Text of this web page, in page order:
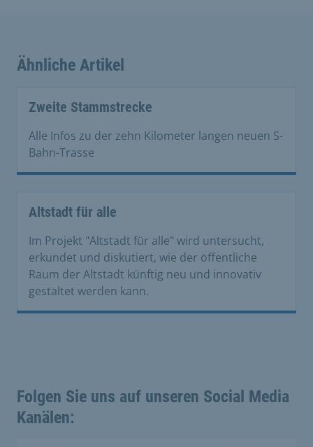
Ähnliche Artikel
Zweite Stammstrecke
Alle Infos zu der zehn Kilometer langen neuen S-
Bahn-Trasse
Altstadt für alle
Im Projekt "Altstadt für alle" wird untersucht,
erkundet und diskutiert, wie der öffentliche
Raum der Altstadt künftig neu und innovativ
gestaltet werden kann.
Folgen Sie uns auf unseren Social Media
Kanälen: